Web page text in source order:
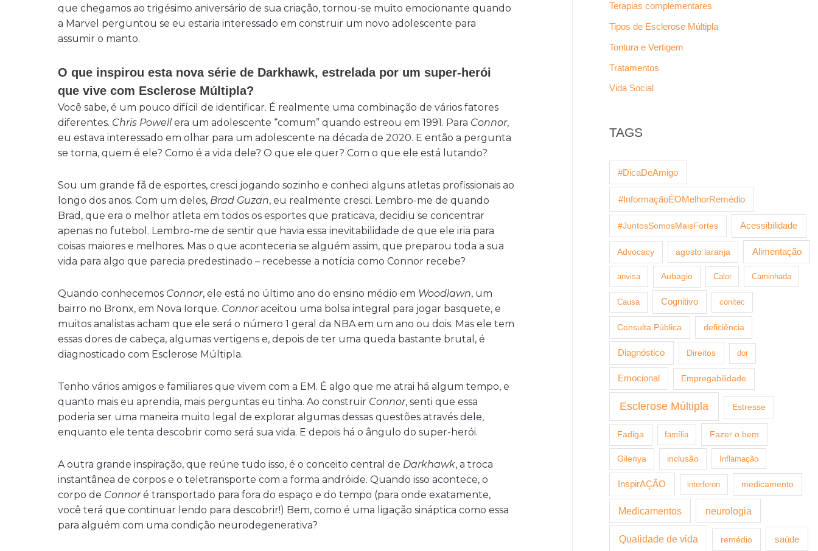
que chegamos ao trigésimo aniversário de sua criação, tornou-se muito emocionante quando
a Marvel perguntou se eu estaria interessado em construir um novo adolescente para
assumir o manto.
O que inspirou esta nova série de Darkhawk, estrelada por um super-herói
que vive com Esclerose Múltipla?
Você sabe, é um pouco difícil de identificar. É realmente uma combinação de vários fatores
diferentes. Chris Powellera um adolescente “comum” quando estreou em 1991. Para Connor,
eu estava interessado em olhar para um adolescente na década de 2020. E então a pergunta
se torna, quem é ele? Como é a vida dele? O que ele quer? Com o que ele está lutando?
Sou um grande fã de esportes, cresci jogando sozinho e conheci alguns atletas profissionais ao
longo dos anos. Com um deles,Brad Guzan, eu realmente cresci. Lembro-me de quando
Brad, que era o melhor atleta em todos os esportes que praticava, decidiu se concentrar
apenas no futebol. Lembro-me de sentir que havia essa inevitabilidade de que ele iria para
coisas maiores e melhores. Mas o que aconteceria se alguém assim, que preparou toda a sua
vida para algo que parecia predestinado – recebesse a notícia como Connor recebe?
Quando conhecemos Connor, ele está no último ano do ensino médio em Woodlawn, um
bairro no Bronx, em Nova Iorque. Connoraceitou uma bolsa integral para jogar basquete, e
muitos analistas acham que ele será o número 1 geral da NBA em um ano ou dois. Mas ele tem
essas dores de cabeça, algumas vertigens e, depois de ter uma queda bastante brutal, é
diagnosticado com Esclerose Múltipla.
Tenho vários amigos e familiares que vivem com a EM. É algo que me atrai há algum tempo, e
quanto mais eu aprendia, mais perguntas eu tinha. Ao construir Connor, senti que essa
poderia ser uma maneira muito legal de explorar algumas dessas questões através dele,
enquanto ele tenta descobrir como será sua vida. E depois há o ângulo do super-herói.
A outra grande inspiração, que reúne tudo isso, é o conceito central de Darkhawk, a troca
instantânea de corpos e o teletransporte com a forma andróide. Quando isso acontece, o
corpo de Connoré transportado para fora do espaço e do tempo (para onde exatamente,
você terá que continuar lendo para descobrir!) Bem, como é uma ligação sináptica como essa
para alguém com uma condição neurodegenerativa?
Terapias complementares
Tipos de Esclerose Múltipla
Tontura e Vertigem
Tratamentos
Vida Social
TAGS
#DicaDeAmigo
#InformaçãoÉOMelhorRemédio
#JuntosSomosMaisFortes Acessibilidade
Advocacy agosto laranja Alimentação
anvisa Aubagio Calor Caminhada
Causa Cognitivo conitec
Consulta Pública deficiência
Diagnóstico Direitos dor
Emocional Empregabilidade
Esclerose Múltipla Estresse
Fadiga família Fazer o bem
Gilenya inclusão Inflamação
InspirAÇÃO interferon medicamento
Medicamentos neurologia
Qualidade de vida remédio saúde